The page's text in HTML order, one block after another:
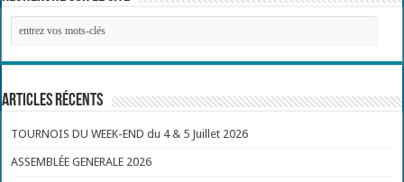
Articles récents
TOURNOIS DU WEEK-END du 4 & 5 Juillet 2026
ASSEMBLÉE GENERALE 2026